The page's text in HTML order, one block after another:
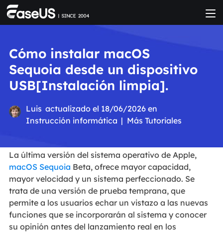
Cómo instalar macOS
Sequoia desde un dispositivo
USB[Instalación limpia].
Luis actualizado el 18/06/2026 en
Instrucción informática | Más Tutoriales
La última versión del sistema operativo de Apple,
macOS Sequoia Beta, ofrece mayor capacidad,
mayor velocidad y un sistema perfeccionado. Se
trata de una versión de prueba temprana, que
permite a los usuarios echar un vistazo a las nuevas
funciones que se incorporarán al sistema y conocer
su opinión antes del lanzamiento real en los